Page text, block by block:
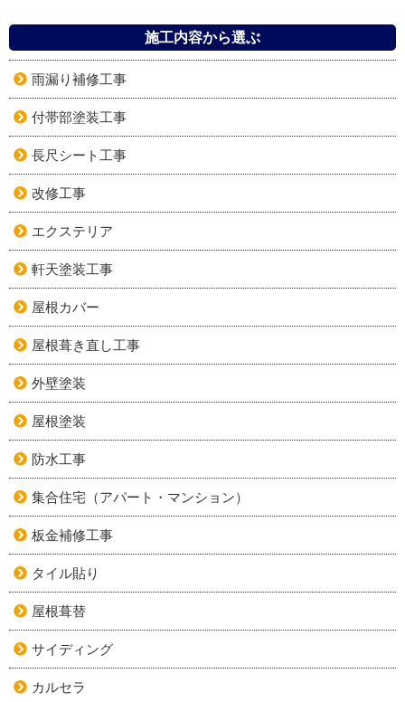
施工内容から選ぶ
雨漏り補修工事
付帯部塗装工事
長尺シート工事
改修工事
エクステリア
軒天塗装工事
屋根カバー
屋根葺き直し工事
外壁塗装
屋根塗装
防水工事
集合住宅（アパート・マンション）
板金補修工事
タイル貼り
屋根葺替
サイディング
カルセラ